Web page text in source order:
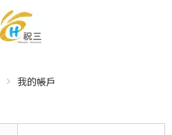
我的帳戶